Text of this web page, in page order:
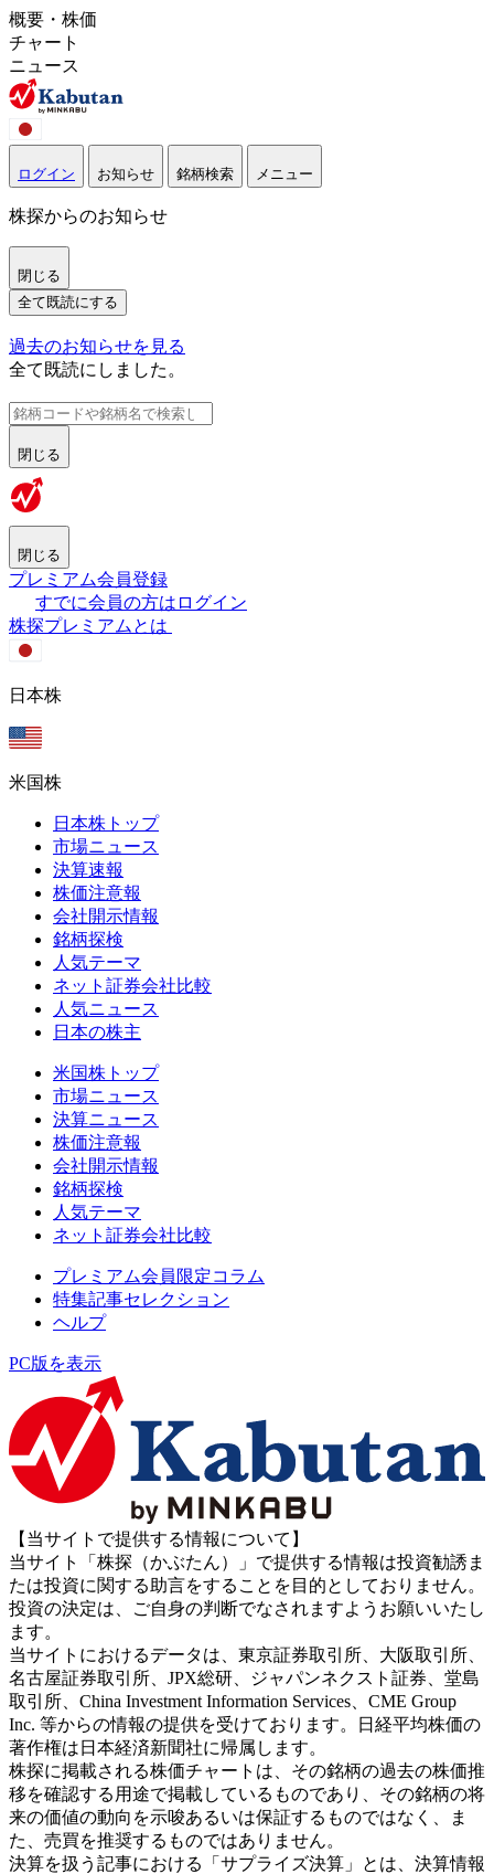
概要・株価
チャート
ニュース
ログイン お知らせ 銘柄検索 メニュー
株探からのお知らせ
閉じる
全て既読にする
過去のお知らせを見る
全て既読にしました。
閉じる
閉じる
プレミアム会員登録
すでに会員の方はログイン
株探プレミアムとは
日本株
米国株
日本株トップ
市場ニュース
決算速報
株価注意報
会社開示情報
銘柄探検
人気テーマ
ネット証券会社比較
人気ニュース
日本の株主
米国株トップ
市場ニュース
決算ニュース
株価注意報
会社開示情報
銘柄探検
人気テーマ
ネット証券会社比較
プレミアム会員限定コラム
特集記事セレクション
ヘルプ
PC版を表示
【当サイトで提供する情報について】
当サイト「株探（かぶたん）」で提供する情報は投資勧誘ま
たは投資に関する助言をすることを目的としておりません。
投資の決定は、ご自身の判断でなされますようお願いいたし
ます。
当サイトにおけるデータは、東京証券取引所、大阪取引所、
名古屋証券取引所、JPX総研、ジャパンネクスト証券、堂島
取引所、China Investment Information Services、CME Group
Inc. 等からの情報の提供を受けております。日経平均株価の
著作権は日本経済新聞社に帰属します。
株探に掲載される株価チャートは、その銘柄の過去の株価推
移を確認する用途で掲載しているものであり、その銘柄の将
来の価値の動向を示唆あるいは保証するものではなく、ま
た、売買を推奨するものではありません。
決算を扱う記事における「サプライズ決算」とは、決算情報